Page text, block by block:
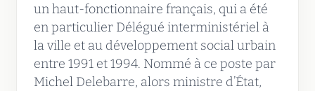
un haut-fonctionnaire français, qui a été
en particulier Délégué interministériel à
la ville et au développement social urbain
entre 1991 et 1994. Nommé à ce poste par
Michel Delebarre, alors ministre d’État,